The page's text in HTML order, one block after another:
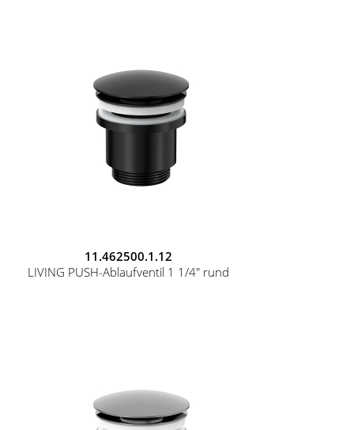
11.462500.1.12
LIVING PUSH-Ablaufventil 1 1/4" rund